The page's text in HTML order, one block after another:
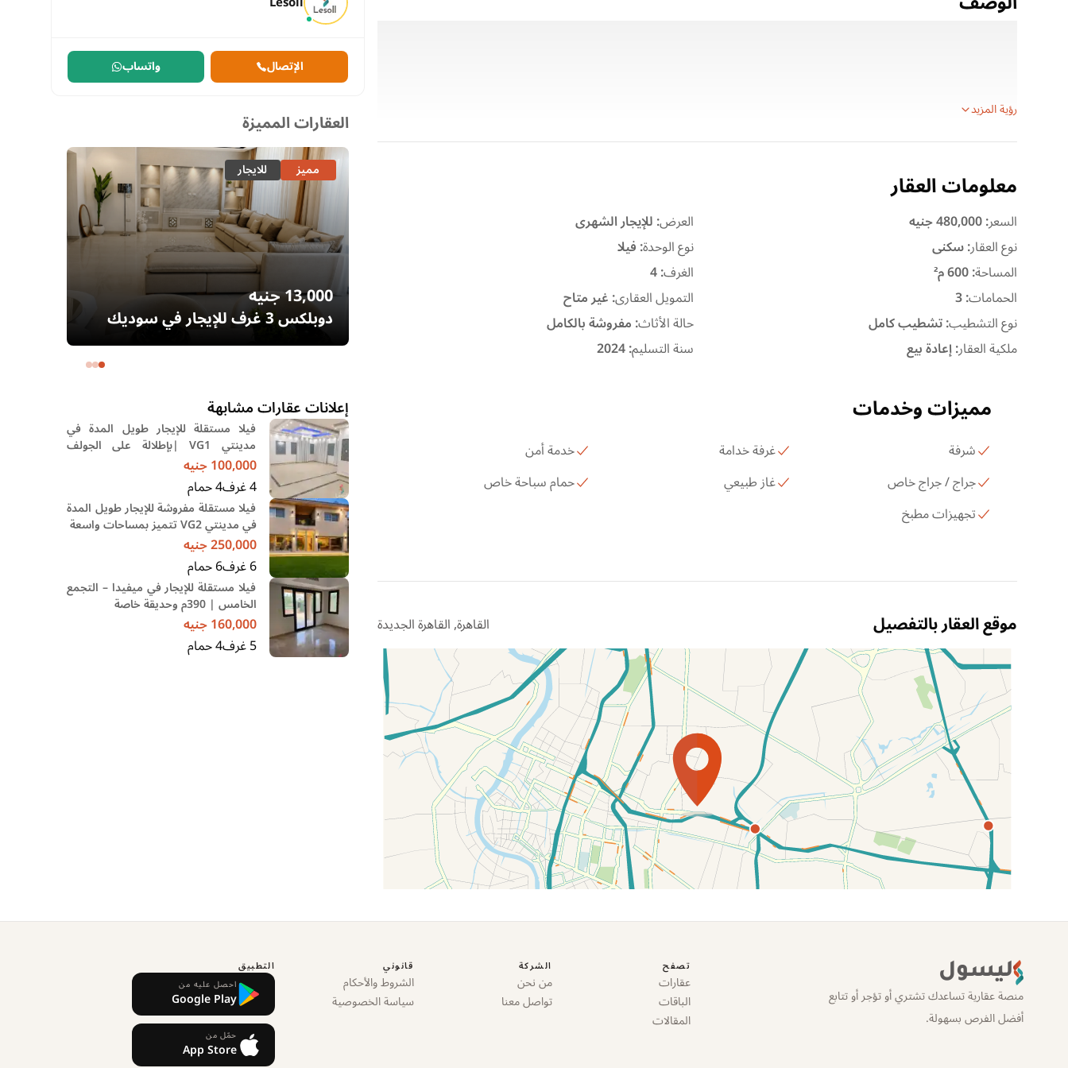
رؤية المزيد
معلومات العقار
السعر:480,000 جنيه العرض:للإيجار الشهرى
نوع العقار:سكنى نوع الوحدة:فيلا
المساحة:600 م² الغرف:
4
الحمامات:
3 التمويل العقارى:غير متاح
نوع التشطيب:تشطيب كامل حالة الأثاث:مفروشة بالكامل
ملكية العقار:إعادة بيع سنة التسليم:
2024
مميزات وخدمات
شرفة غرفة خدامة
خدمة أمن
جراج / جراج خاص
غاز طبيعي
حمام سباحة خاص
تجهيزات مطبخ
موقع العقار بالتفصيل القاهرة, القاهرة الجديدة
الموقع عل الخريطة
الإتصال واتساب
العقارات المميزة
مميز للايجار
13,000جنيه
دوبلكس 3 غرف للإيجار في سوديك
إيستاون – التجمع الخامس | غرفة ناني
إعلانات عقارات مشابهة
فيلا مستقلة للإيجار طويل المدة في
مدينتي VG1 |بإطلالة على الجولف
والبحيرات
100,000جنيه
4غرف4حمام
فيلا مستقلة مفروشة للإيجار طويل المدة
في مدينتي VG2 تتميز بمساحات واسعة
250,000جنيه
6غرف6حمام
فيلا مستقلة للإيجار في ميفيدا – التجمع
الخامس | 390م وحديقة خاصة
160,000جنيه
5غرف4حمام
ليسول
منصة عقارية تساعدك تشتري أو تؤجر أو تتابع
أفضل الفرص بسهولة.
تصفح
عقارات
الباقات
المقالات
الشركة
من نحن
تواصل معنا
قانوني
الشروط والأحكام
سياسة الخصوصية
التطبيق
احصل عليه من
Google Play
حمّل من
App Store